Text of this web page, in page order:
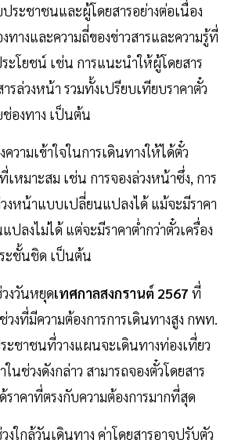
ระชาชนและผู้โดยสารอย่างต่อเนื่อง
ทางและความถี่ของข่าวสารและความรู้ที่
ะโยชน์ เช่น การแนะนำให้ผู้โดยสาร
รล่วงหน้า รวมทั้งเปรียบเทียบราคาตั๋ว
องทาง เป็นต้น
วามเข้าใจในการเดินทางให้ได้ตั๋ว
เหมาะสม เช่น การจองล่วงหน้าซึ่ง, การ
งหน้าแบบเปลี่ยนแปลงได้ แม้จะมีราคา
ปลงไม่ได้ แต่จะมีราคาต่ำกว่าตั๋วเครื่อง
ะชั้นชิด เป็นต้น
งวันหยุดเทศกาลสงกรานต์ 2567 ที่
งที่มีความต้องการการเดินทางสูง กพท.
ะชาชนที่วางแผนจะเดินทางท่องเที่ยว
นช่วงดังกล่าว สามารถจองตั๋วโดยสาร
ราคาที่ตรงกับความต้องการมากที่สุด
ใกล้วันเดินทาง ค่าโดยสารอาจปรับตัว